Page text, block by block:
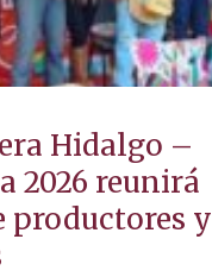
Hidalgo –
2026 reunirá
productores y